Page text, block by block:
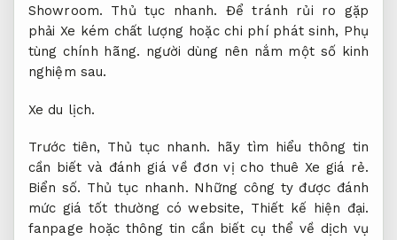
Showroom.
Thủ tục nhanh. Để tránh rủi ro gặp
phải Xe kém chất lượng hoặc chi phí phát sinh, Phụ
tùng chính hãng. người dùng nên nắm một số kinh
nghiệm sau.
Xe du lịch.
Trước tiên, Thủ tục nhanh. hãy tìm hiểu thông tin
cần biết và đánh giá về đơn vị cho thuê Xe giá rẻ.
Biển số. Thủ tục nhanh. Những công ty được đánh
mức giá tốt thường có website, Thiết kế hiện đại.
fanpage hoặc thông tin cần biết cụ thể về dịch vụ